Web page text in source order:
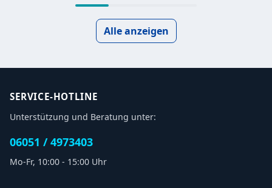
Alle anzeigen
SERVICE-HOTLINE
Unterstützung und Beratung unter:
06051 / 4973403
Mo-Fr, 10:00 - 15:00 Uhr